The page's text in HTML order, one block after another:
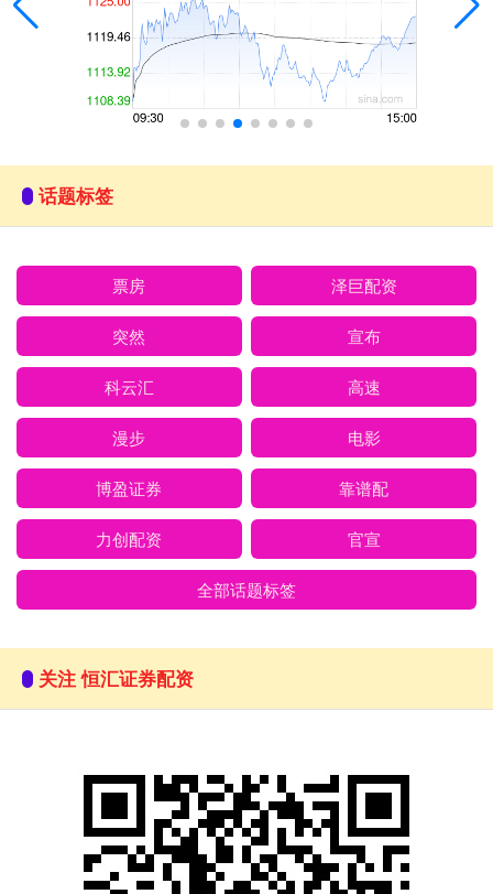
话题标签
票房 泽巨配资
突然 宣布
科云汇 高速
漫步 电影
博盈证券 靠谱配
力创配资 官宣
全部话题标签
关注 恒汇证券配资